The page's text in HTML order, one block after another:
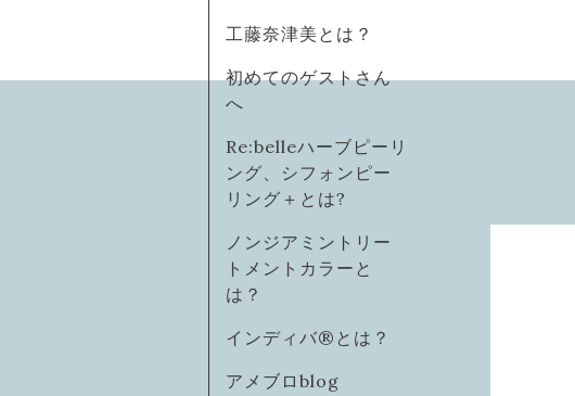
工藤奈津美とは？
初めてのゲストさん
へ
Re:belleハーブピーリ
ング、シフォンピー
リング＋とは?
ノンジアミントリー
トメントカラーと
は？
インディバ®️とは？
アメブロblog